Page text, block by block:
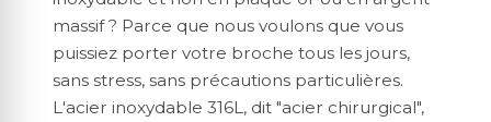
massif ? Parce que nous voulons que vous
puissiez porter votre broche tous les jours,
sans stress, sans précautions particulières.
L'acier inoxydable 316L, dit "acier chirurgical",